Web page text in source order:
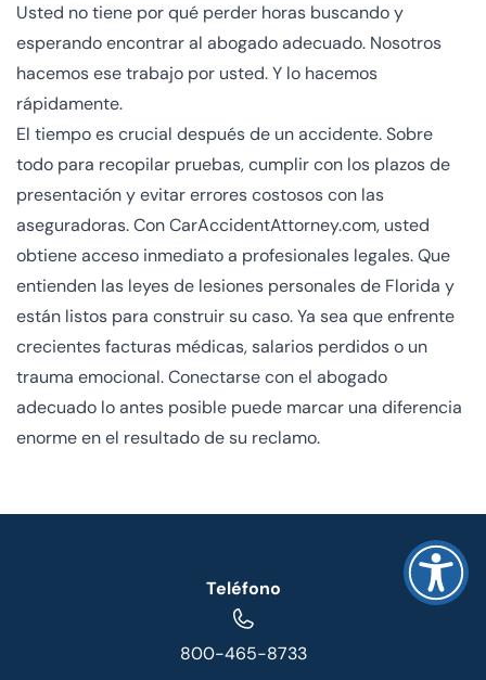
Usted no tiene por qué perder horas buscando y
esperando encontrar al abogado adecuado. Nosotros
hacemos ese trabajo por usted. Y lo hacemos
rápidamente.
El tiempo es crucial después de un accidente. Sobre
todo para recopilar pruebas, cumplir con los plazos de
presentación y evitar errores costosos con las
aseguradoras. Con CarAccidentAttorney.com, usted
obtiene acceso inmediato a profesionales legales. Que
entienden las leyes de lesiones personales de Florida y
están listos para construir su caso. Ya sea que enfrente
crecientes facturas médicas, salarios perdidos o un
trauma emocional. Conectarse con el abogado
adecuado lo antes posible puede marcar una diferencia
enorme en el resultado de su reclamo.
Teléfono
800-465-8733